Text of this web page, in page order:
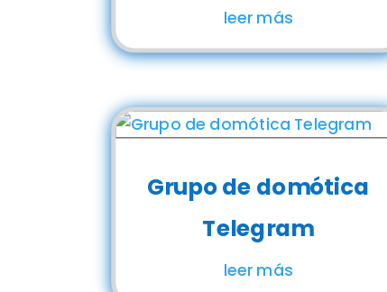
leer más
Grupo de domótica
Telegram
leer más